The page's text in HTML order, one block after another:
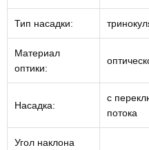
Тип насадки:
Материал
оптики:
Насадка:
с
потока
Угол наклона